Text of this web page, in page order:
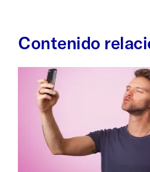
Contenido